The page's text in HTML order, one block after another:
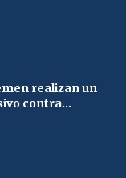
realizan un
contra...